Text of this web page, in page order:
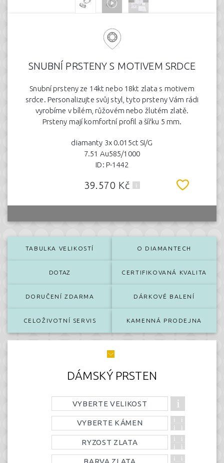
SNUBNÍ PRSTENY S MOTIVEM SRDCE
Snubní prsteny ze 14kt nebo 18kt zlata s motivem
srdce. Personalizujte svůj styl, tyto prsteny Vám rádi
vyrobíme v bílém, růžovém nebo žlutém zlatě.
Prsteny mají komfortní profil a šířku 5 mm.
diamanty 3x 0.015ct SI/G
7.51 Au585/1000
ID: P-1442
39.570 Kč
TABULKA VELIKOSTÍ O DIAMANTECH
DOTAZ CERTIFIKOVANÁ KVALITA
DORUČENÍ ZDARMA DÁRKOVÉ BALENÍ
CELOŽIVOTNÍ SERVIS KAMENNÁ PRODEJNA
DÁMSKÝ PRSTEN
VYBERTE VELIKOST
VYBERTE KÁMEN
RYZOST ZLATA